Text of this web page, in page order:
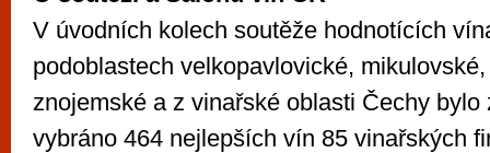
V úvodních kolech soutěže hodnotících
podoblastech velkopavlovické,
znojemské a z vinařské oblasti Čechy bylo
vybráno 464 nejlepších vín 85 vinařských